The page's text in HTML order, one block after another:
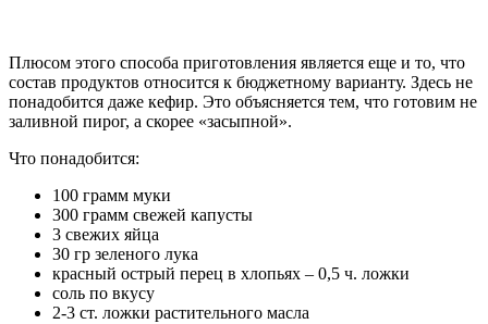
Плюсом этого способа приготовления является еще и то, что
состав продуктов относится к бюджетному варианту. Здесь не
понадобится даже кефир. Это объясняется тем, что готовим не
заливной пирог, а скорее «засыпной».
Что понадобится:
100 грамм муки
300 грамм свежей капусты
3 свежих яйца
30 гр зеленого лука
красный острый перец в хлопьях – 0,5 ч. ложки
соль по вкусу
2-3 ст. ложки растительного масла